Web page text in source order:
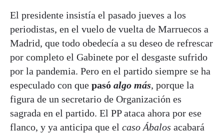
El presidente insistía el pasado jueves a los
periodistas, en el vuelo de vuelta de Marruecos a
Madrid, que todo obedecía a su deseo de refrescar
por completo el Gabinete por el desgaste sufrido
por la pandemia. Pero en el partido siempre se ha
especulado con que pasó algo más, porque la
figura de un secretario de Organización es
sagrada en el partido. El PP ataca ahora por ese
flanco, y ya anticipa que el caso Ábalos acabará